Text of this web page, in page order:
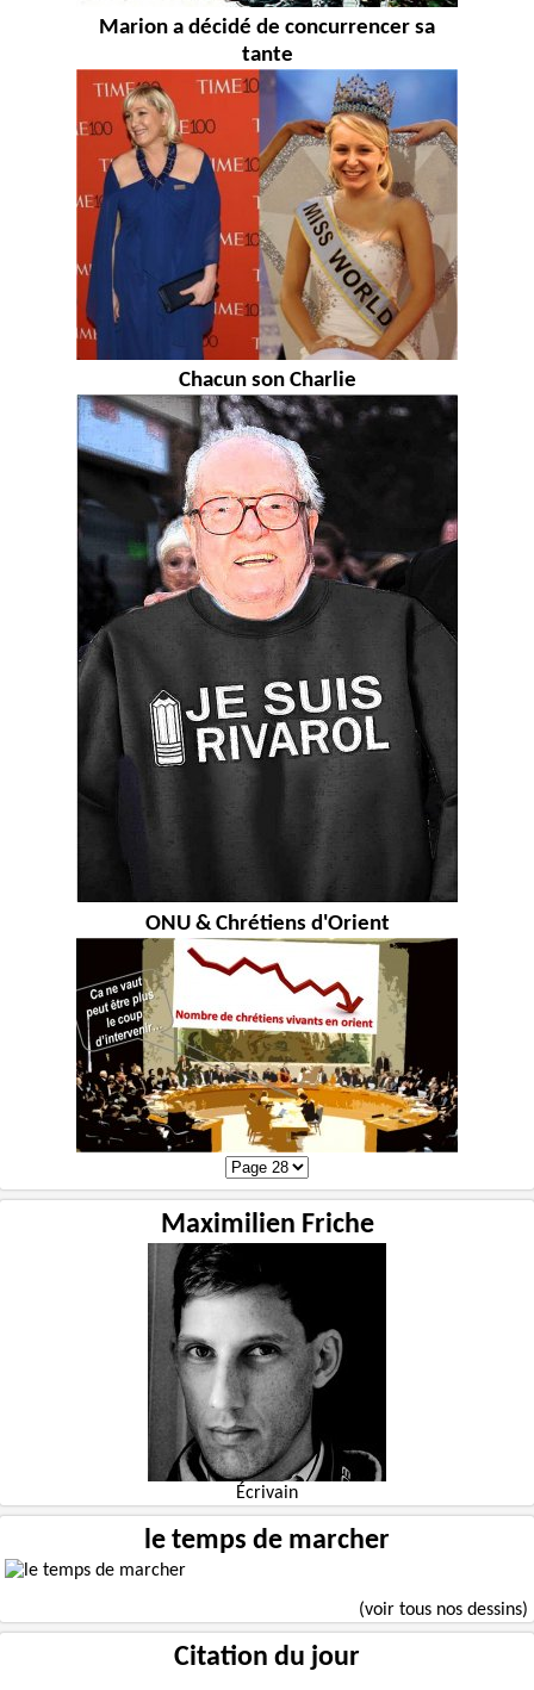
Marion a décidé de concurrencer sa
tante
Chacun son Charlie
ONU & Chrétiens d'Orient
Maximilien Friche
Écrivain
le temps de marcher
(voir tous nos dessins)
Citation du jour